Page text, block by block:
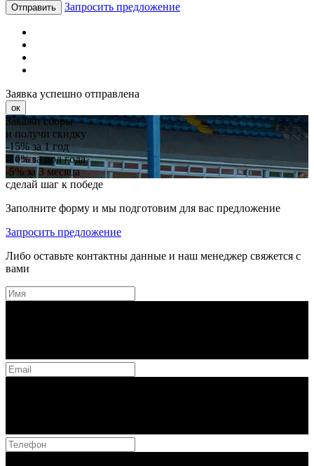
Отправить Запросить предложение
Заявка успешно отправлена
ок
Закажи сборы
и получи скидку
-15%за 1 год
-10%за пол года
-5%за 3 месяца
сделай шаг к победе
Заполните форму и мы подготовим для вас предложение
Запросить предложение
Либо оставьте контактны данные и наш менеджер свяжется с
вами